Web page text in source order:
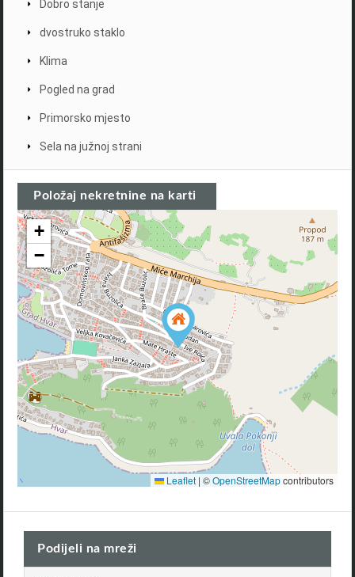
Dobro stanje
dvostruko staklo
Klima
Pogled na grad
Primorsko mjesto
Sela na južnoj strani
Položaj nekretnine na karti
+
−
Leaflet | ©OpenStreetMapcontributors
Podijeli na mreži